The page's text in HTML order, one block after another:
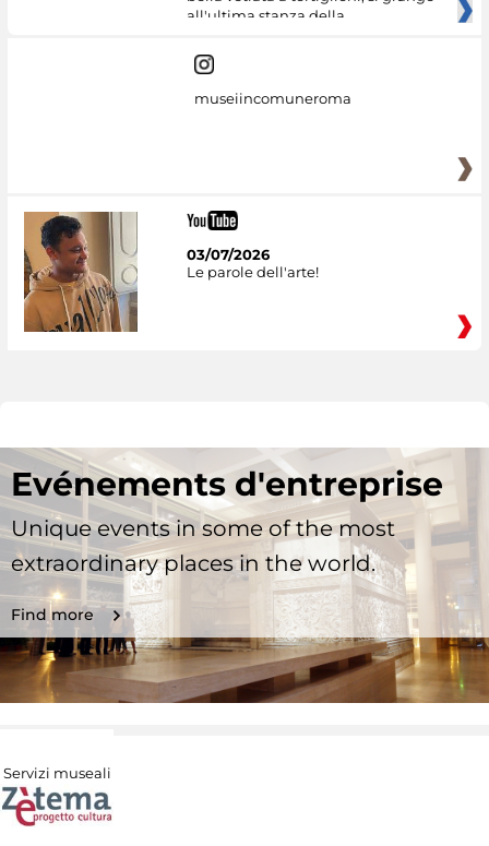
all'ultima stanza della
museiincomuneroma
03/07/2026
Le parole dell'arte!
Evénements d'entreprise
Unique events in some of the most
extraordinary places in the world.
Find more
Servizi museali